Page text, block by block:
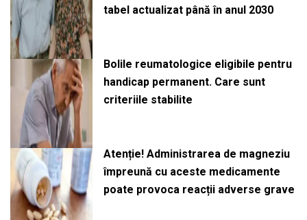
tabel actualizat până în anul 2030
Bolile reumatologice eligibile pentru
handicap permanent. Care sunt
criteriile stabilite
Atenție! Administrarea de magneziu
împreună cu aceste medicamente
poate provoca reacții adverse grave